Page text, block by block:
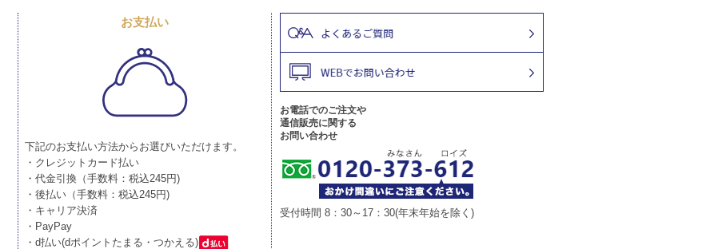
お支払い
下記のお支払い方法からお選びいただけます。
・クレジットカード払い
・代金引換（手数料：税込245円)
・後払い（手数料：税込245円)
・キャリア決済
・PayPay
・d払い(dポイントたまる・つかえる)
お電話でのご注文や
通信販売に関する
お問い合わせ
受付時間 8：30～17：30(年末年始を除く)